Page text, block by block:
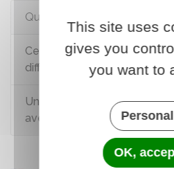
Questions ? Réponses !
Cesu déclaratif ou Cesu
différences ?
Un particulier employeur
avec un Cesu préfinancé ?
This site uses
gives you
you want to
OK,